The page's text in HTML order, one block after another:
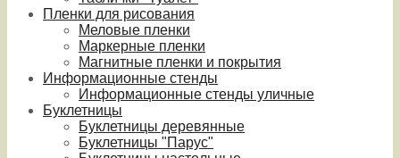
Пленки для рисования
Меловые пленки
Маркерные пленки
Магнитные пленки и покрытия
Информационные стенды
Информационные стенды уличные
Буклетницы
Буклетницы деревянные
Буклетницы "Парус"